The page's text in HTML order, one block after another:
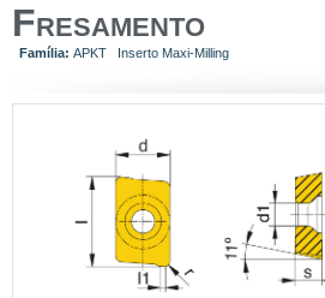
FRESAMENTO
Família: APKT Inserto Maxi-Milling